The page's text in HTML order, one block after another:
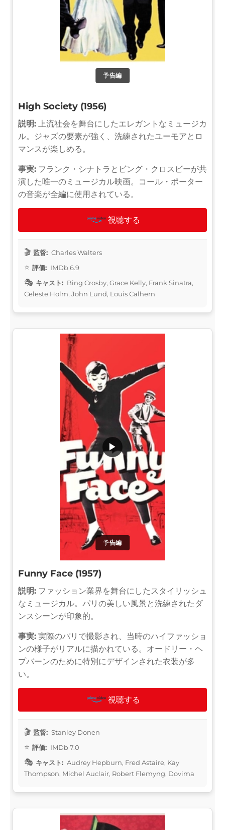
予告編
High Society (1956)
説明: 上流社会を舞台にしたエレガントなミュージカ
ル。ジャズの要素が強く、洗練されたユーモアとロ
マンスが楽しめる。
事実: フランク・シナトラとビング・クロスビーが共
演した唯一のミュージカル映画。コール・ポーター
の音楽が全編に使用されている。
視聴する
監督: Charles Walters
評価: IMDb 6.9
キャスト: Bing Crosby, Grace Kelly, Frank Sinatra,
Celeste Holm, John Lund, Louis Calhern
予告編
▶
Funny Face (1957)
説明: ファッション業界を舞台にしたスタイリッシュ
なミュージカル。パリの美しい風景と洗練されたダ
ンスシーンが印象的。
事実: 実際のパリで撮影され、当時のハイファッショ
ンの様子がリアルに描かれている。オードリー・ヘ
プバーンのために特別にデザインされた衣装が多
い。
視聴する
監督: Stanley Donen
評価: IMDb 7.0
キャスト: Audrey Hepburn, Fred Astaire, Kay
Thompson, Michel Auclair, Robert Flemyng, Dovima